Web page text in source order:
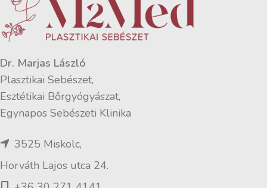
Dr. Marjas László
Plasztikai Sebészet,
Esztétikai Bőrgyógyászat,
Egynapos Sebészeti Klinika
3525 Miskolc,
Horváth Lajos utca 24.